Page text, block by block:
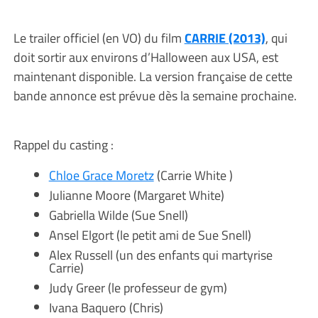
Le trailer officiel (en VO) du filmCARRIE (2013), qui
doit sortir aux environs d’Halloween aux USA, est
maintenant disponible. La version française de cette
bande annonce est prévue dès la semaine prochaine.
Rappel du casting :
Chloe Grace Moretz(Carrie White )
Julianne Moore (Margaret White)
Gabriella Wilde (Sue Snell)
Ansel Elgort (le petit ami de Sue Snell)
Alex Russell (un des enfants qui martyrise
Carrie)
Judy Greer (le professeur de gym)
Ivana Baquero (Chris)